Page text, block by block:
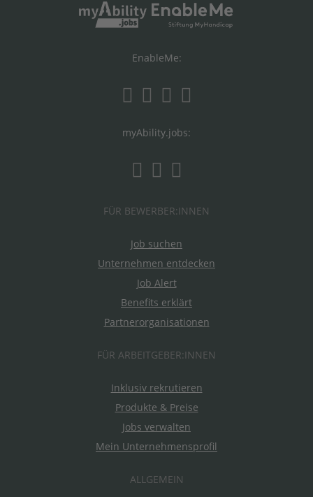
EnableMe:
myAbility.jobs:
FÜR BEWERBER:INNEN
Job suchen
Unternehmen entdecken
Job Alert
Benefits erklärt
Partnerorganisationen
FÜR ARBEITGEBER:INNEN
Inklusiv rekrutieren
Produkte & Preise
Jobs verwalten
Mein Unternehmensprofil
ALLGEMEIN